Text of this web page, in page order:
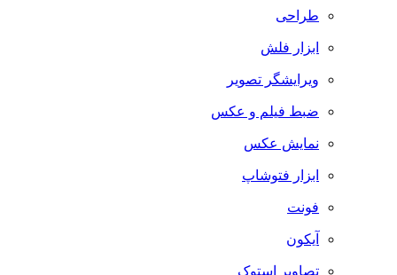
طراحی
ابزار فلش
ویرایشگر تصویر
ضبط فيلم و عكس
نمایش عکس
ابزار فتوشاپ
فونت
آیکون
تصاویر استوک